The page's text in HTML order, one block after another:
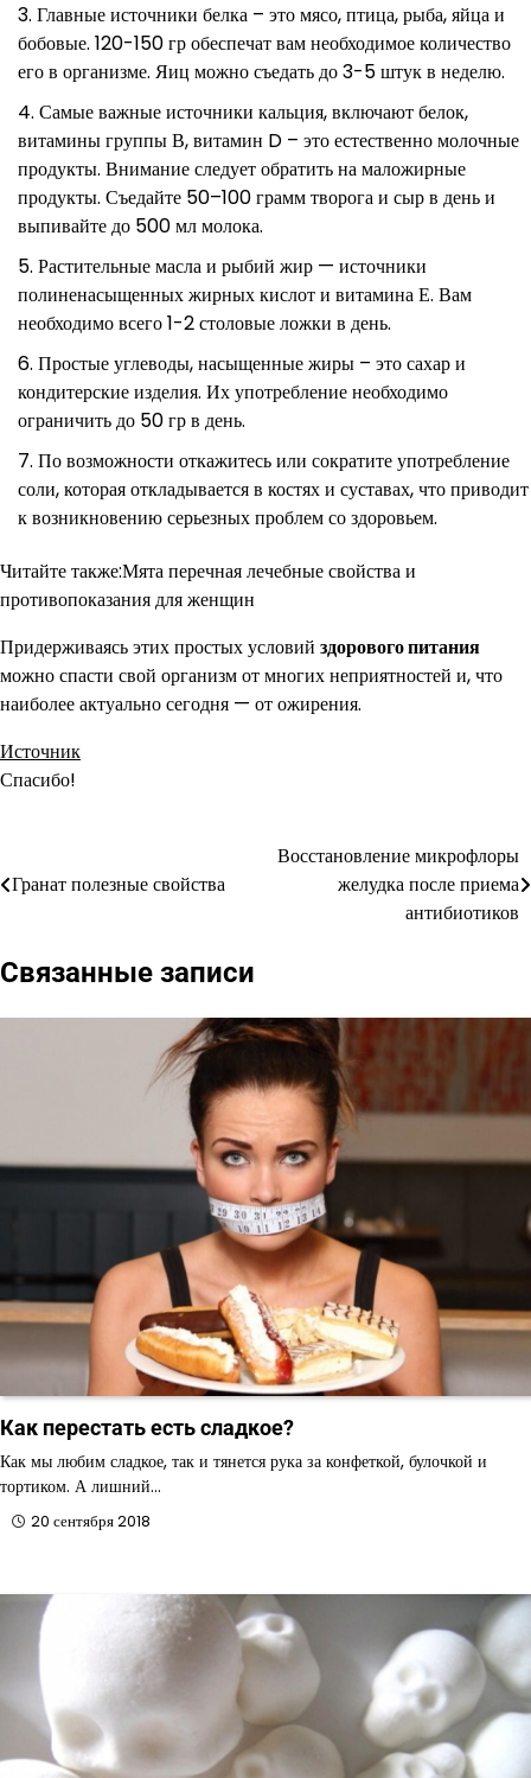
Главные источники белка – это мясо, птица, рыба, яйца и
бобовые. 120-150 гр обеспечат вам необходимое количество
его в организме. Яиц можно съедать до 3-5 штук в неделю.
Самые важные источники кальция, включают белок,
витамины группы В, витамин D – это естественно молочные
продукты. Внимание следует обратить на маложирные
продукты. Съедайте 50–100 грамм творога и сыр в день и
выпивайте до 500 мл молока.
Растительные масла и рыбий жир — источники
полиненасыщенных жирных кислот и витамина Е. Вам
необходимо всего 1-2 столовые ложки в день.
Простые углеводы, насыщенные жиры – это сахар и
кондитерские изделия. Их употребление необходимо
ограничить до 50 гр в день.
По возможности откажитесь или сократите употребление
соли, которая откладывается в костях и суставах, что приводит
к возникновению серьезных проблем со здоровьем.
Читайте также:Мята перечная лечебные свойства и
противопоказания для женщин
Придерживаясь этих простых условий здорового питания
можно спасти свой организм от многих неприятностей и, что
наиболее актуально сегодня — от ожирения.
Источник
Спасибо!
по
Гранат полезные свойства
Восстановление микрофлоры
желудка после приема
антибиотиков
Связанные записи
Как перестать есть сладкое?
Как мы любим сладкое, так и тянется рука за конфеткой, булочкой и
тортиком. А лишний…
20 сентября 2018